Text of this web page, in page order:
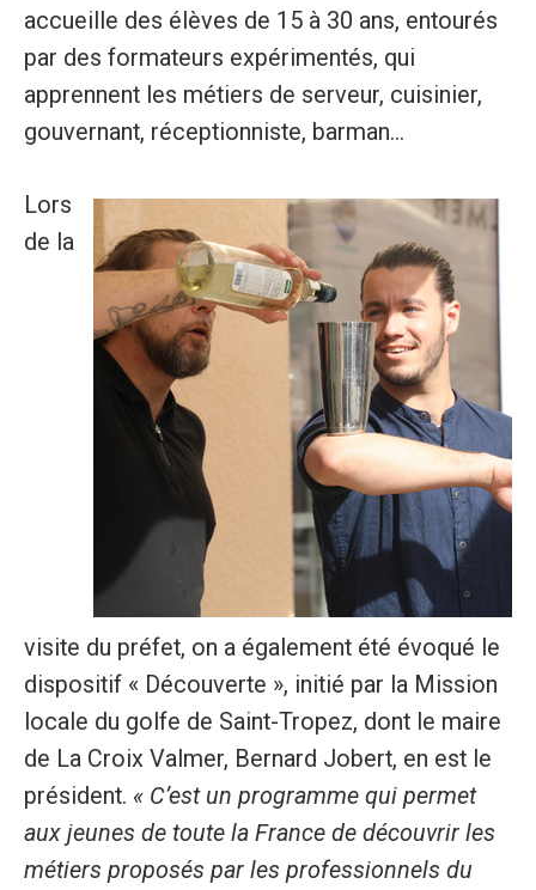
accueille des élèves de 15 à 30 ans, entourés
par des formateurs expérimentés, qui
apprennent les métiers de serveur, cuisinier,
gouvernant, réceptionniste, barman...
Lors
de la
visite du préfet, on a également été évoqué le
dispositif « Découverte », initié par la Mission
locale du golfe de Saint-Tropez, dont le maire
de La Croix Valmer, Bernard Jobert, en est le
président. « C’est un programme qui permet
aux jeunes de toute la France de découvrir les
métiers proposés par les professionnels du